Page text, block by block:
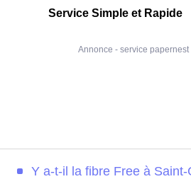
Service Simple et Rapide
Annonce - service
Y a-t-il la fibre Free à Saint-